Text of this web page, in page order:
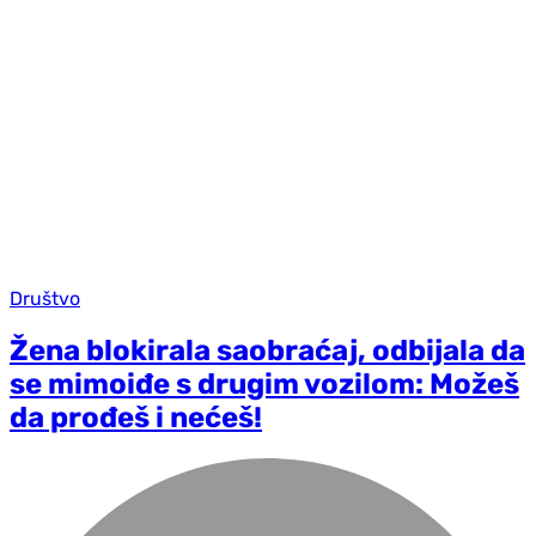
Društvo
Žena blokirala saobraćaj, odbijala da
se mimoiđe s drugim vozilom: Možeš
da prođeš i nećeš!